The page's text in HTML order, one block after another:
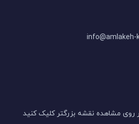
مشاهده نقشه بزرگتر کلیک کنید